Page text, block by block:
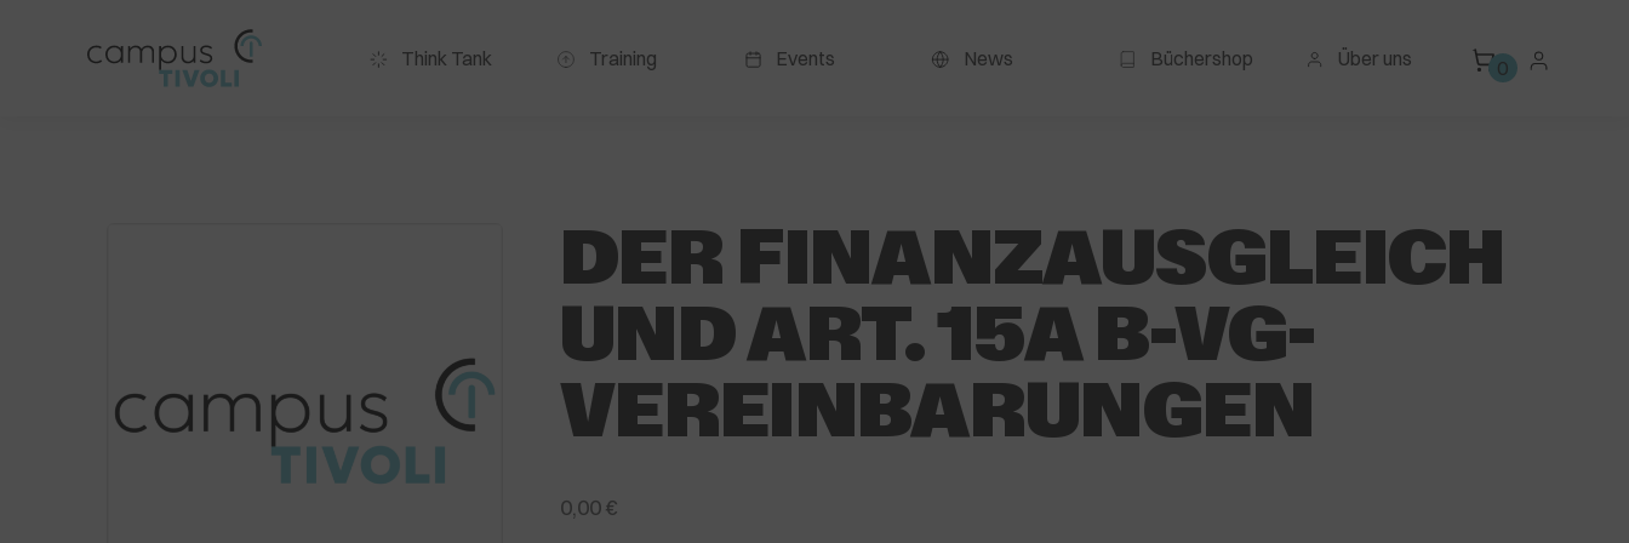
Think Tank Training Events News Büchershop Über uns 0
DER FINANZAUSGLEICH
UND ART. 15A B-VG-
VEREINBARUNGEN
0,00€